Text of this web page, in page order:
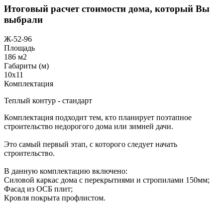
Итоговый расчет стоимости дома, который Вы
выбрали
Ж-52-96
Площадь
186 м2
Габариты (м)
10х11
Комплектация
Теплый контур - стандарт
Комплектация подходит тем, кто планирует поэтапное
строительство недорогого дома или зимней дачи.
Это самый первый этап, с которого следует начать
строительство.
В данную комплектацию включено:
Силовой каркас дома с перекрытиями и стропилами 150мм;
Фасад из ОСБ плит;
Кровля покрыта профлистом.